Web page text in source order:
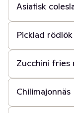
Asiatisk
10 min
Picklad rödlök
45 min
Zucchini fries
15 min
Chilimajonnäs
3 t